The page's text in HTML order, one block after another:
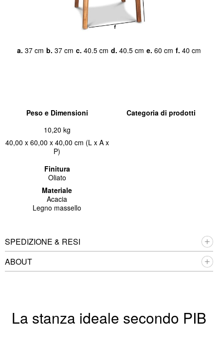
a. 37 cm b. 37 cm c. 40.5 cm d. 40.5 cm e. 60 cm f. 40 cm
Peso e Dimensioni
10,20 kg
40,00 x 60,00 x 40,00 cm (L x A x
P)
Finitura
Oliato
Materiale
Acacia
Legno massello
Categoria di prodotti
SPEDIZIONE & RESI
ABOUT
La stanza ideale secondo PIB